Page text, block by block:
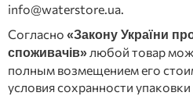
info@waterstore.ua.
Согласно «Закону України
споживачів» любой товар
полным возмещением его
условия сохранности упаковки